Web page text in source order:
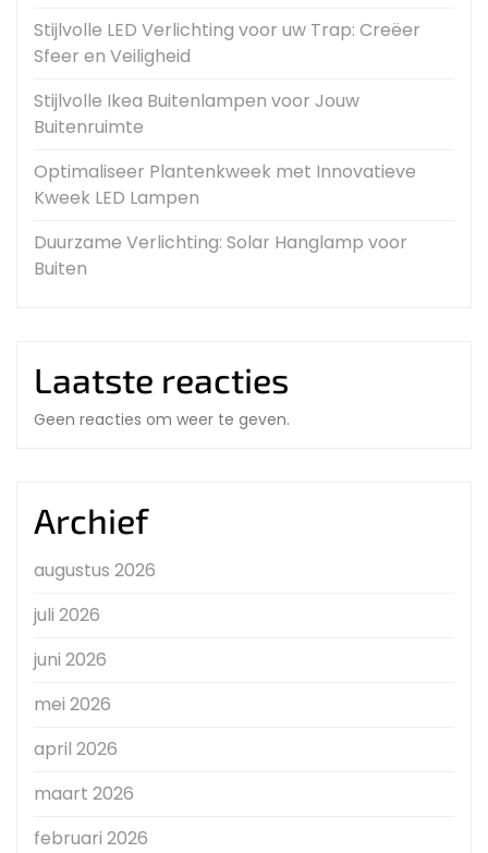
Stijlvolle LED Verlichting voor uw Trap: Creëer
Sfeer en Veiligheid
Stijlvolle Ikea Buitenlampen voor Jouw
Buitenruimte
Optimaliseer Plantenkweek met Innovatieve
Kweek LED Lampen
Duurzame Verlichting: Solar Hanglamp voor
Buiten
Laatste reacties
Geen reacties om weer te geven.
Archief
augustus 2026
juli 2026
juni 2026
mei 2026
april 2026
maart 2026
februari 2026